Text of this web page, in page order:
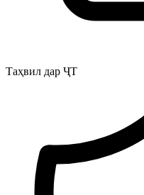
Таҳвил дар ҶТ